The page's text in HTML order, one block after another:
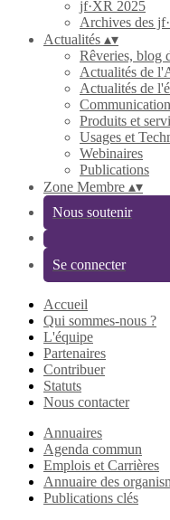
jf·XR 2025
Archives des
Actualités ▴▾
Rêveries, blog
Actualités de
Actualités de
Produits et
Usages et
Webinaires
Publications
Zone Membre ▴▾
Nous soutenir
Se connecter
Accueil
Qui sommes-nous ?
L'équipe
Partenaires
Contribuer
Statuts
Nous contacter
Annuaires
Agenda commun
Emplois et Carrières
Annuaire des
Publications clés